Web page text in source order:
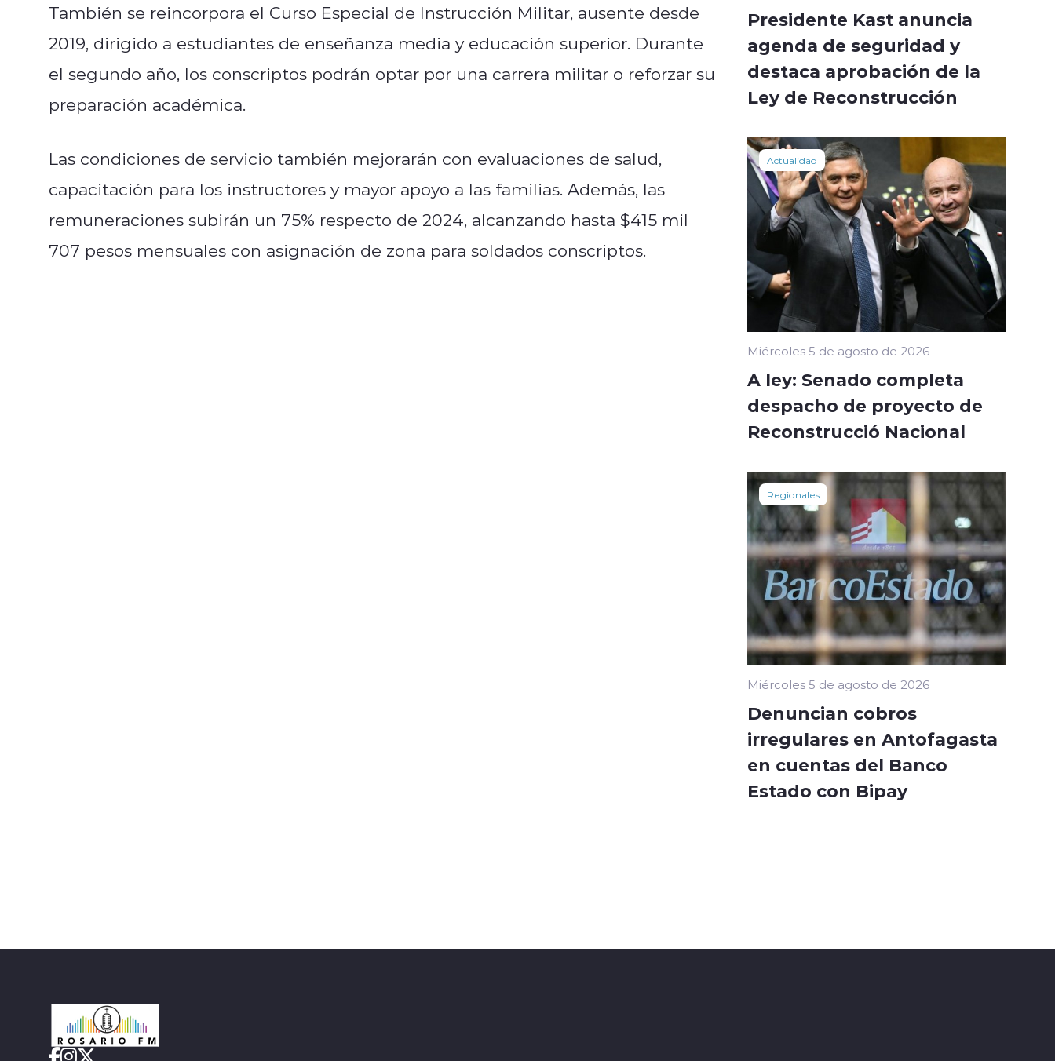
También se reincorpora el Curso Especial de Instrucción Militar, ausente desde
2019, dirigido a estudiantes de enseñanza media y educación superior. Durante
el segundo año, los conscriptos podrán optar por una carrera militar o reforzar su
preparación académica.
Las condiciones de servicio también mejorarán con evaluaciones de salud,
capacitación para los instructores y mayor apoyo a las familias. Además, las
remuneraciones subirán un 75% respecto de 2024, alcanzando hasta $415 mil
707 pesos mensuales con asignación de zona para soldados conscriptos.
Presidente Kast anuncia
agenda de seguridad y
destaca aprobación de la
Ley de Reconstrucción
Actualidad
Miércoles 5 de agosto de 2026
A ley: Senado completa
despacho de proyecto de
Reconstrucció Nacional
Regionales
Miércoles 5 de agosto de 2026
Denuncian cobros
irregulares en Antofagasta
en cuentas del Banco
Estado con Bipay